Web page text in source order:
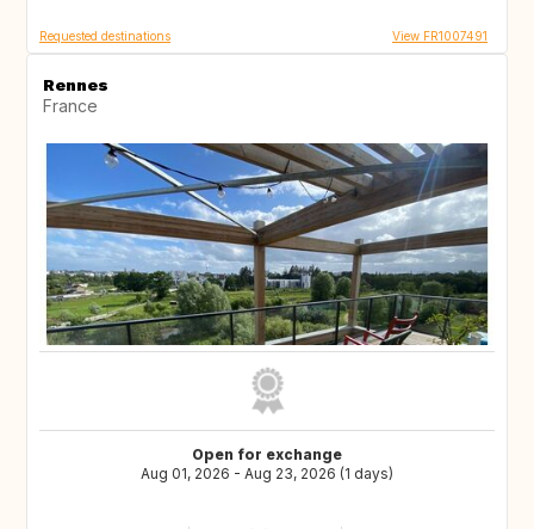
Requested destinations View FR1007491
Rennes
France
Open for exchange
Aug 01, 2026 - Aug 23, 2026 (1 days)